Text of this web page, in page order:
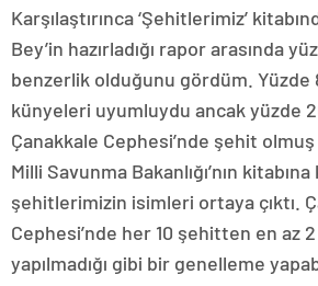
Karşılaştırınca ‘Şehitlerimiz’
Bey’in hazırladığı rapor arasında
benzerlik olduğunu gördüm. Yüzde
künyeleri uyumluydu ancak yüzde
Çanakkale Cephesi’nde şehit olmuş
Milli Savunma Bakanlığı’nın
şehitlerimizin isimleri ortaya çıktı.
Cephesi’nde her 10 şehitten en az
yapılmadığı gibi bir genelleme